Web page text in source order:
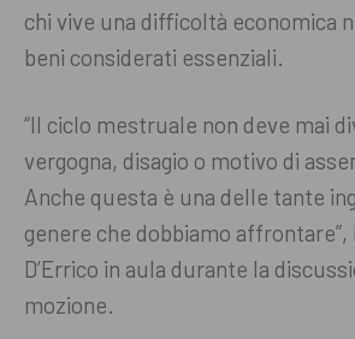
chi vive una difficoltà economica
beni considerati essenziali.
“Il ciclo mestruale non deve mai
vergogna, disagio o motivo di
Anche questa è una delle tante
genere che dobbiamo affrontare”,
D’Errico in aula durante la
mozione.